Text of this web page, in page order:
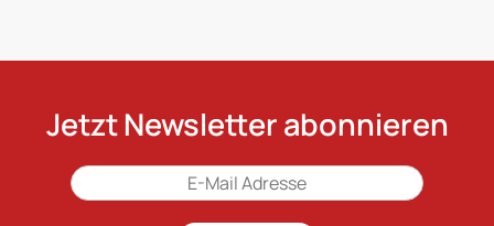
Jetzt Newsletter abonnieren